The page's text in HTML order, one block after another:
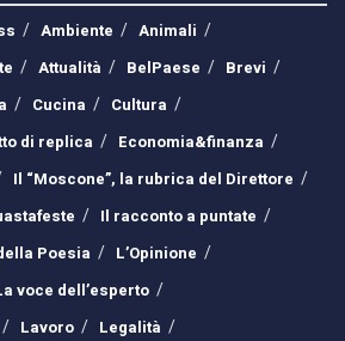
Ambiente
Animali
Attualità BelPaese
Brevi
Cucina
Cultura
di replica
Economia&finanza
Il “Moscone”, la rubrica del Direttore
Il racconto a puntate
Poesia
L’Opinione
voce dell’esperto
Lavoro
Legalità